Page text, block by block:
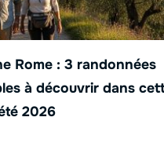
Rome : 3 randonnées
à découvrir dans
2026